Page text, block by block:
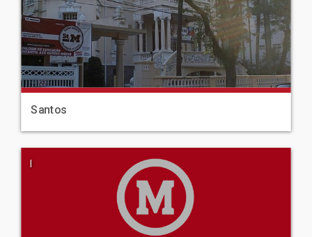
Santos
|